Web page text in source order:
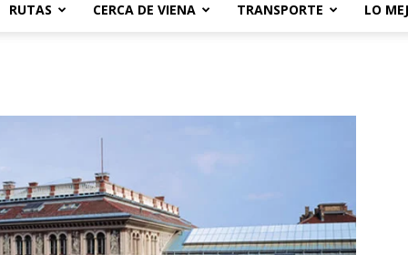
RUTAS CERCA DE VIENA TRANSPORTE LO